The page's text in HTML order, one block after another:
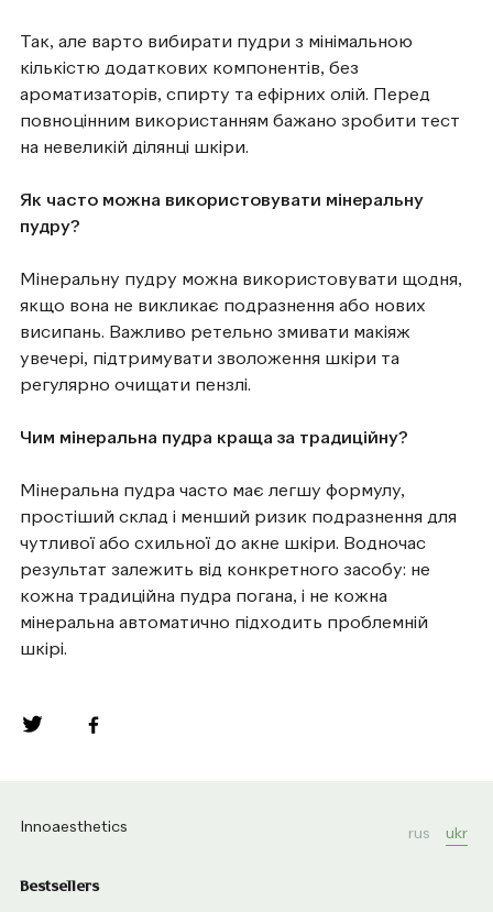
Так, але варто вибирати пудри з мінімальною
кількістю додаткових компонентів, без
ароматизаторів, спирту та ефірних олій. Перед
повноцінним використанням бажано зробити тест
на невеликій ділянці шкіри.
Як часто можна використовувати мінеральну
пудру?
Мінеральну пудру можна використовувати щодня,
якщо вона не викликає подразнення або нових
висипань. Важливо ретельно змивати макіяж
увечері, підтримувати зволоження шкіри та
регулярно очищати пензлі.
Чим мінеральна пудра краща за традиційну?
Мінеральна пудра часто має легшу формулу,
простіший склад і менший ризик подразнення для
чутливої або схильної до акне шкіри. Водночас
результат залежить від конкретного засобу: не
кожна традиційна пудра погана, і не кожна
мінеральна автоматично підходить проблемній
шкірі.
Innoaesthetics rus ukr
Bestsellers